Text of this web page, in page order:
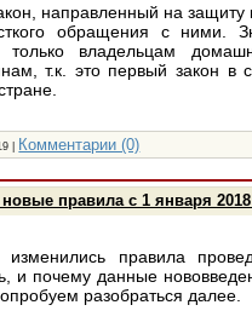
направленный на защиту
обращения с ними.
владельцам
т.к. это первый закон в
Комментарии (0)
правила с 1 января 2018
правила
и почему данные
разобраться далее.